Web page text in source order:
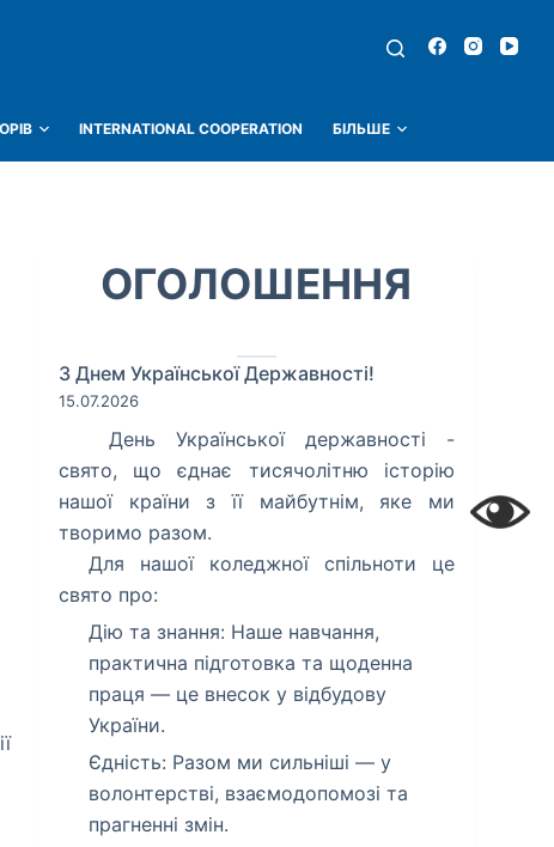
INTERNATIONAL COOPERATION БІЛЬШЕ
ОГОЛОШЕННЯ
З Днем Української Державності!
15.07.2026
​ День Української державності -
свято, що єднає тисячолітню історію
нашої країни з її майбутнім, яке ми
творимо разом.
​Для нашої коледжної спільноти це
свято про:
​Дію та знання: Наше навчання,
практична підготовка та щоденна
праця — це внесок у відбудову
України.
Єдність: Разом ми сильніші — у
волонтерстві, взаємодопомозі та
прагненні змін.